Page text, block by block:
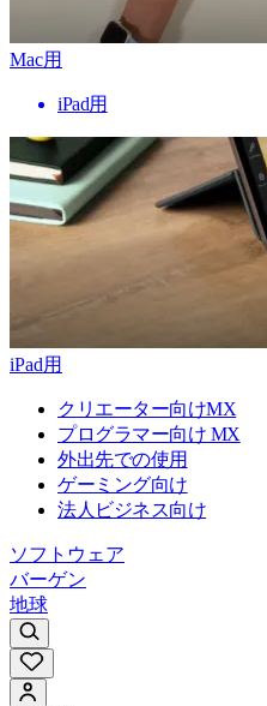
Mac用
iPad用
iPad用
クリエーター向けMX
プログラマー向け MX
外出先での使用
ゲーミング向け
法人ビジネス向け
ソフトウェア
バーゲン
地球